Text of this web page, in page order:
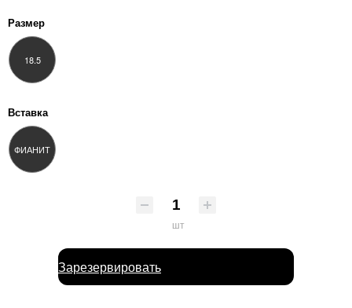
Размер
18.5
Вставка
ФИАНИТ
шт
Зарезервировать